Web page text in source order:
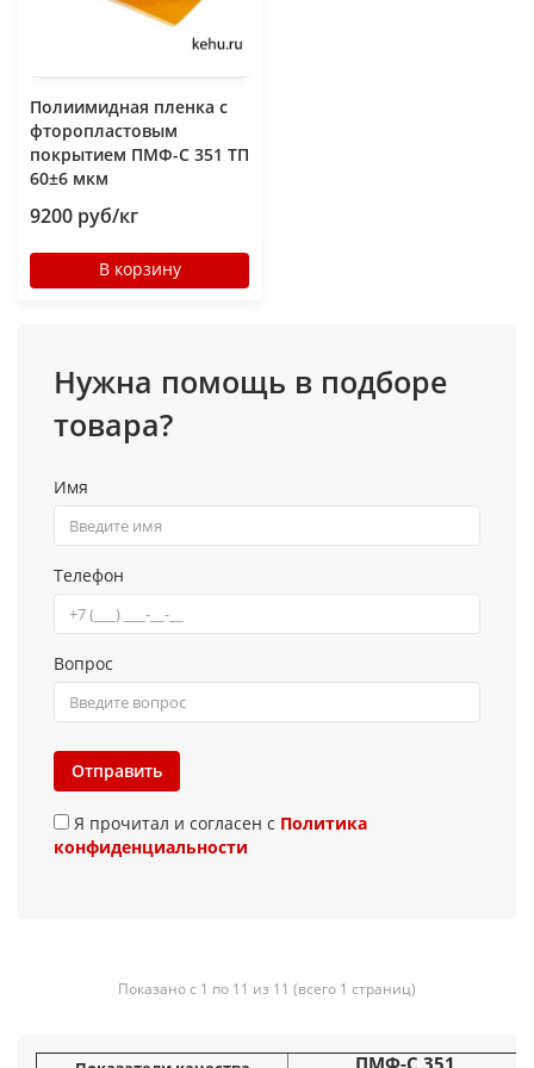
Полиимидная пленка с
фторопластовым
покрытием ПМФ-С 351 ТП
60±6 мкм
9200 руб/кг
В корзину
Нужна помощь в подборе
товара?
Имя
Телефон
Вопрос
Отправить
Я прочитал и согласен с Политика
конфиденциальности
Показано с 1 по 11 из 11 (всего 1 страниц)